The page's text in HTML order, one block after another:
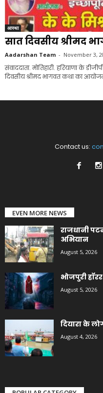
आस्था
सात दिवसीय श्रीमद
Aadarshan Team - November 3,
संवाददाता. मोतिहारी. हरियाणा के
दिवसीय श्रीमद भागवत कथा का
Contact us:
EVEN MORE NEWS
राजधानी
अभियान
August 5, 2026
भोजपुरी
August 5, 2026
दियारा के
August 4, 2026